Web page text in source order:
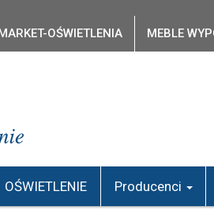
OŚWIETLENIA MEBLE
OŚWIETLENIE Producenci